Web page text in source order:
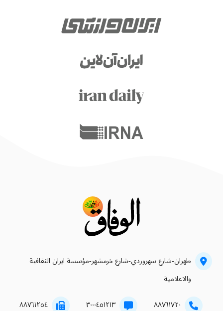
طهران-شارع سهروردي-شارع خرمشهر-مؤسسة ايران الثقافية
والاعلامية
۸۸۷٦۱۷۲۰ ۳۰۰۰٤٥۱۲۱۳ ۸۸۷٦۱۲٥٤